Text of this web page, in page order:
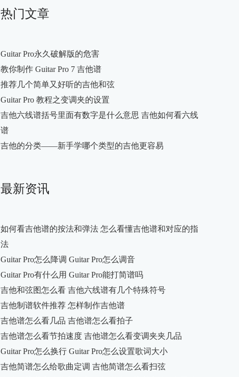
热门文章
Guitar Pro永久破解版的危害
教你制作 Guitar Pro 7 吉他谱
推荐几个简单又好听的吉他和弦
Guitar Pro 教程之变调夹的设置
吉他六线谱括号里面有数字是什么意思 吉他如何看六线
谱
吉他的分类——新手学哪个类型的吉他更容易
最新资讯
如何看吉他谱的按法和弹法 怎么看懂吉他谱和对应的指
法
Guitar Pro怎么降调 Guitar Pro怎么调音
Guitar Pro有什么用 Guitar Pro能打简谱吗
吉他和弦图怎么看 吉他六线谱有几个特殊符号
吉他制谱软件推荐 怎样制作吉他谱
吉他谱怎么看几品 吉他谱怎么看拍子
吉他谱怎么看节拍速度 吉他谱怎么看变调夹夹几品
Guitar Pro怎么换行 Guitar Pro怎么设置歌词大小
吉他简谱怎么给歌曲定调 吉他简谱怎么看扫弦